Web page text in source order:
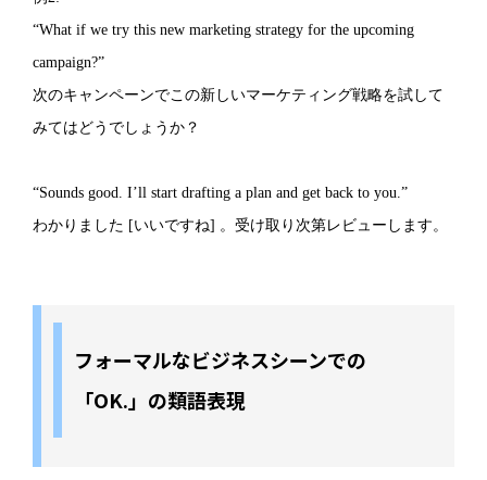
“What if we try this new marketing strategy for the upcoming
campaign?”
次のキャンペーンでこの新しいマーケティング戦略を試して
みてはどうでしょうか？
“Sounds good. I’ll start drafting a plan and get back to you.”
わかりました [いいですね] 。受け取り次第レビューします。
フォーマルなビジネスシーンでの
「OK.」の類語表現